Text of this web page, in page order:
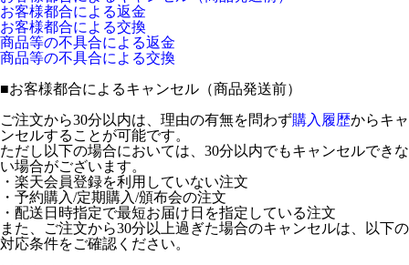
お客様都合による返金
お客様都合による交換
商品等の不具合による返金
商品等の不具合による交換
■お客様都合によるキャンセル（商品発送前）
ご注文から30分以内は、理由の有無を問わず購入履歴からキャ
ンセルすることが可能です。
ただし以下の場合においては、30分以内でもキャンセルできな
い場合がございます。
・楽天会員登録を利用していない注文
・予約購入/定期購入/頒布会の注文
・配送日時指定で最短お届け日を指定している注文
また、ご注文から30分以上過ぎた場合のキャンセルは、以下の
対応条件をご確認ください。